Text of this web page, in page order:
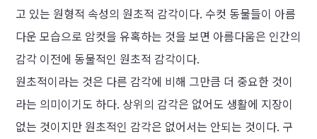
고 있는 원형적 속성의 원초적 감각이다. 수컷 동물들이 아름
다운 모습으로 암컷을 유혹하는 것을 보면 아름다움은 인간의
감각 이전에 동물적인 원초적 감각이다.
원초적이라는 것은 다른 감각에 비해 그만큼 더 중요한 것이
라는 의미이기도 하다. 상위의 감각은 없어도 생활에 지장이
없는 것이지만 원초적인 감각은 없어서는 안되는 것이다. 구